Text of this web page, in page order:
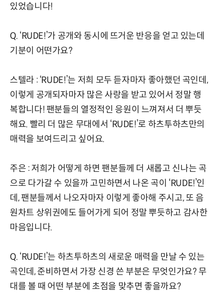
있었습니다!
Q. ‘RUDE!’가 공개와 동시에 뜨거운 반응을 얻고 있는데
기분이 어떤가요?
스텔라 : ‘RUDE!’는 저희 모두 듣자마자 좋아했던 곡인데,
이렇게 공개되자마자 많은 사랑을 받고 있어서 정말 행
복합니다! 팬분들의 열정적인 응원이 느껴져서 더 뿌듯
해요. 빨리 더 많은 무대에서 ‘RUDE!’로 하츠투하츠만의
매력을 보여드리고 싶어요.
주은 : 저희가 어떻게 하면 팬분들께 더 새롭고 신나는 곡
으로 다가갈 수 있을까 고민하면서 나온 곡이 ‘RUDE!’인
데, 팬분들께서 나오자마자 이렇게 좋아해 주시고, 또 음
원차트 상위권에도 들어가게 되어 정말 뿌듯하고 감사한
마음입니다.
Q. ‘RUDE!’는 하츠투하츠의 새로운 매력을 만날 수 있는
곡인데, 준비하면서 가장 신경 쓴 부분은 무엇인가요? 무
대를 볼 때 어떤 부분에 초점을 맞추면 좋을까요?